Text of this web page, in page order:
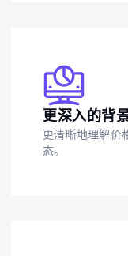
更深入的背景
更清晰地理解价
态。